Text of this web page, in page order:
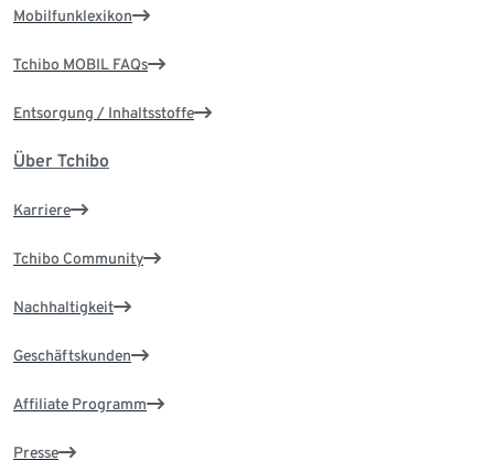
Mobilfunklexikon
Tchibo MOBIL FAQs
Entsorgung / Inhaltsstoffe
Über Tchibo
Karriere
Tchibo Community
Nachhaltigkeit
Geschäftskunden
Affiliate Programm
Presse